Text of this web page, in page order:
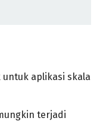
untuk aplikasi skala
terjadi